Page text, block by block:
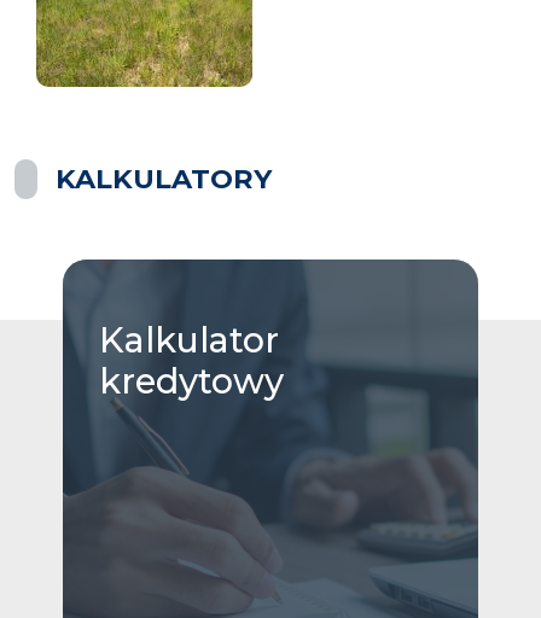
KALKULATORY
Kalkulator
kredytowy